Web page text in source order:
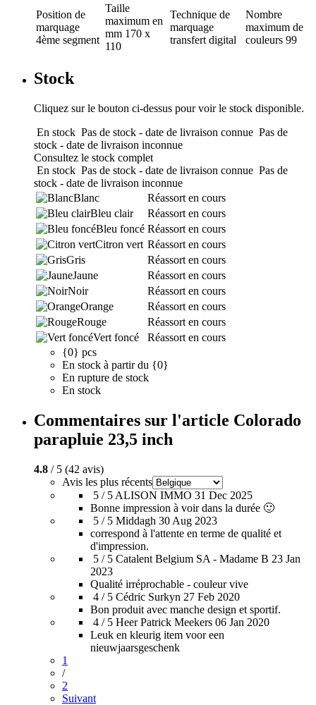
Position de
marquage
4ème segment
Taille
maximum en
mm 170 x
110
Technique de
marquage
transfert digital
Nombre
maximum de
couleurs 99
Stock
Cliquez sur le bouton ci-dessus pour voir le stock disponible.
En stock Pas de stock - date de livraison connue Pas de
stock - date de livraison inconnue
Consultez le stock complet
En stock Pas de stock - date de livraison connue Pas de
stock - date de livraison inconnue
Blanc
Réassort en cours
Bleu clair
Réassort en cours
Bleu foncé Réassort en cours
Citron vert Réassort en cours
Gris
Réassort en cours
Jaune
Réassort en cours
Noir
Réassort en cours
Orange
Réassort en cours
Rouge
Réassort en cours
Vert foncé
Réassort en cours
{0} pcs
En stock à partir du {0}
En rupture de stock
En stock
Commentaires sur l'article Colorado
parapluie 23,5 inch
4.8 / 5 (42 avis)
Avis les plus récents
5 / 5 ALISON IMMO 31 Dec 2025
Bonne impression à voir dans la durée 🙂
5 / 5 Middagh 30 Aug 2023
correspond à l'attente en terme de qualité et
d'impression.
5 / 5 Catalent Belgium SA - Madame B 23 Jan
2023
Qualité irréprochable - couleur vive
4 / 5 Cédric Surkyn 27 Feb 2020
Bon produit avec manche design et sportif.
4 / 5 Heer Patrick Meekers 06 Jan 2020
Leuk en kleurig item voor een
nieuwjaarsgeschenk
1
/
2
Suivant